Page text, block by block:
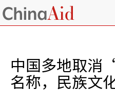
中国多地取
名称，民族文